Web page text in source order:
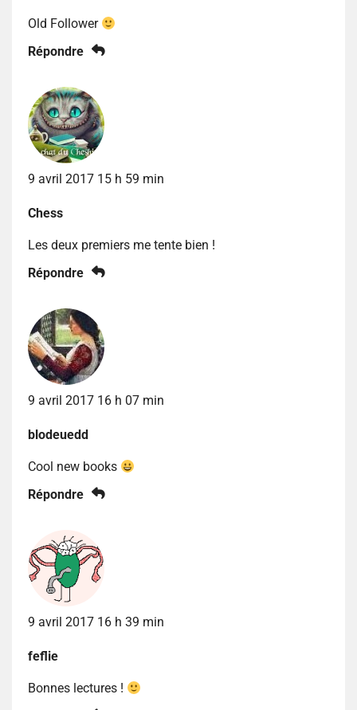
Old Follower
Répondre
9 avril 2017 15 h 59 min
Chess
Les deux premiers me tente bien !
Répondre
9 avril 2017 16 h 07 min
blodeuedd
Cool new books
Répondre
9 avril 2017 16 h 39 min
feflie
Bonnes lectures !